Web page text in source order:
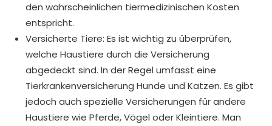
den wahrscheinlichen tiermedizinischen Kosten
entspricht.
Versicherte Tiere: Es ist wichtig zu überprüfen,
welche Haustiere durch die Versicherung
abgedeckt sind. In der Regel umfasst eine
Tierkrankenversicherung Hunde und Katzen. Es gibt
jedoch auch spezielle Versicherungen für andere
Haustiere wie Pferde, Vögel oder Kleintiere. Man